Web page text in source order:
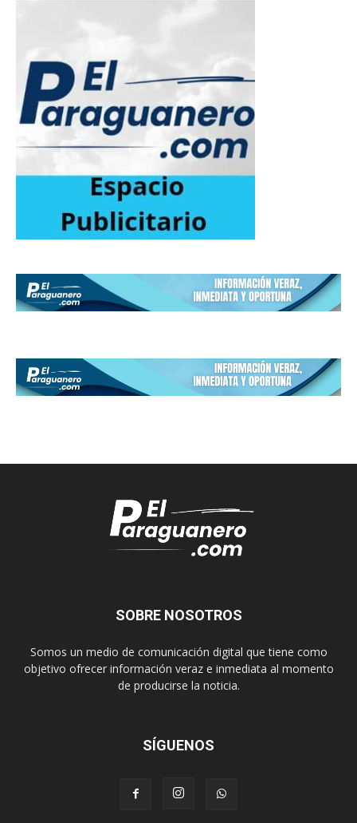
SOBRE NOSOTROS
Somos un medio de comunicación digital que tiene como
objetivo ofrecer información veraz e inmediata al momento
de producirse la noticia.
SÍGUENOS